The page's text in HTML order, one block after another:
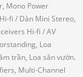
Mono Power
fi / Dàn Mini Stereo,
Hi-fi / AV
Loa
trần, Loa sân vườn.
Multi-Channel